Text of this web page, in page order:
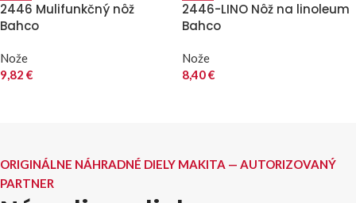
2446 Mulifunkčný nôž
Bahco
Nože
9,82 €
2446-LINO Nôž na linoleum
Bahco
Nože
8,40€
ORIGINÁLNE NÁHRADNÉ DIELY MAKITA — AUTORIZOVANÝ
PARTNER